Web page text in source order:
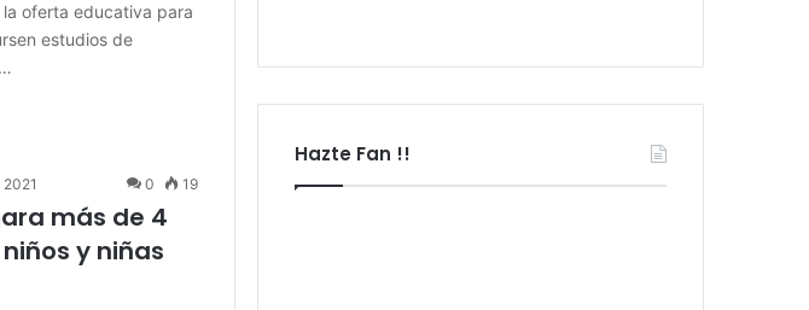
oferta educativa para
estudios de
0 19
más de 4
y niñas
Hazte Fan !!